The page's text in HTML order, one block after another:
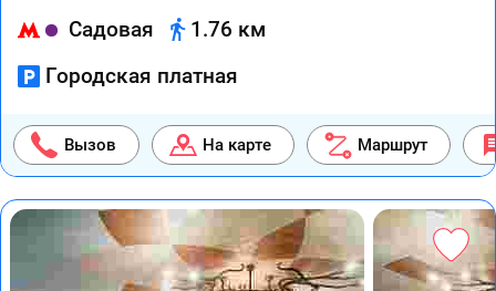
Садовая
1.76 км
Городская платная
Вызов На карте Маршрут